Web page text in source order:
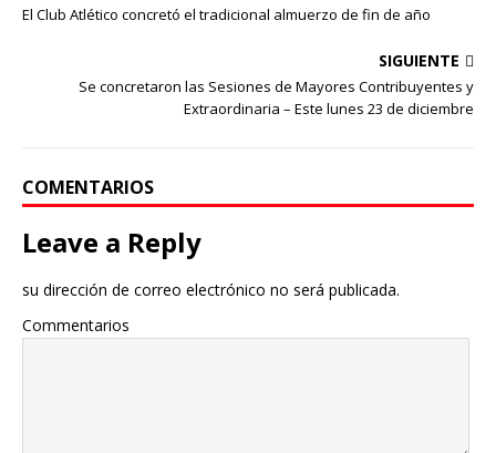
El Club Atlético concretó el tradicional almuerzo de fin de año
SIGUIENTE
Se concretaron las Sesiones de Mayores Contribuyentes y
Extraordinaria – Este lunes 23 de diciembre
COMENTARIOS
Leave a Reply
su dirección de correo electrónico no será publicada.
Commentarios